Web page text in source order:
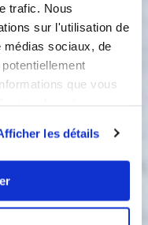
trafic. Nous
sur l'utilisation de
médias sociaux, de
que vous
les détails
bouchon de jus,
reste dans le bol.
le jus du citron vert